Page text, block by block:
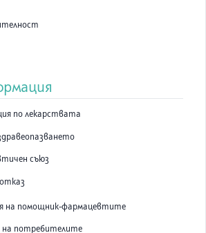
по лекарствата
съюз
на помощник-фармацевтите
на потребителите